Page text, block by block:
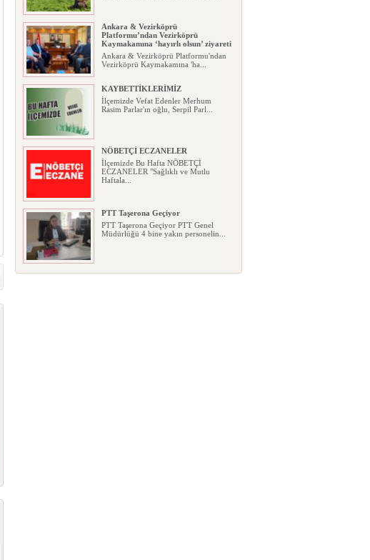
Ankara & Vezirköprü
Platformu’ndan Vezirköprü
Kaymakamına ‘hayırlı olsun’ ziyareti
Ankara & Vezirköprü Platformu'ndan
Vezirköprü Kaymakamına 'ha...
KAYBETTİKLERİMİZ
İlçemizde Vefat Edenler Merhum
Rasim Parlar'ın oğlu, Serpil Parl...
NÖBETÇİ ECZANELER
İlçemizde Bu Hafta NÖBETÇİ
ECZANELER "Sağlıklı ve Mutlu
Haftala...
PTT Taşerona Geçiyor
PTT Taşerona Geçiyor PTT Genel
Müdürlüğü 4 bine yakın personelin...
Erhan Parlar vefat etti